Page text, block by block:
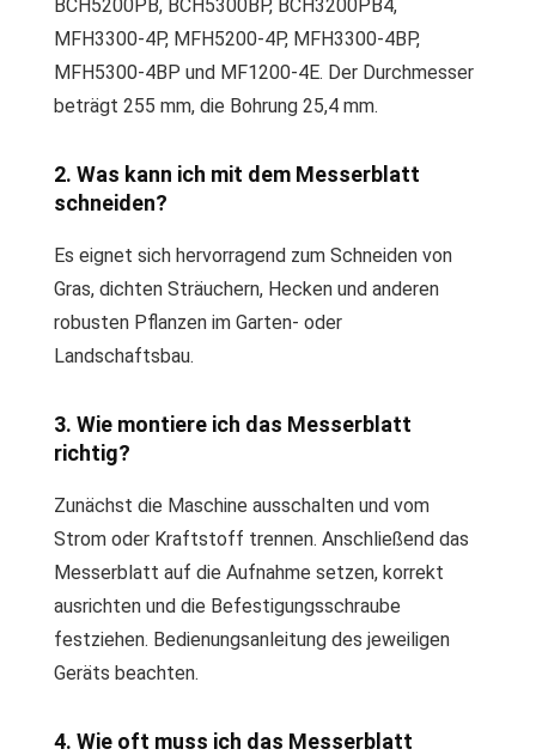
BCH5200PB, BCH5300BP, BCH3200PB4,
MFH3300-4P, MFH5200-4P, MFH3300-4BP,
MFH5300-4BP und MF1200-4E. Der Durchmesser
beträgt 255 mm, die Bohrung 25,4 mm.
2. Was kann ich mit dem Messerblatt
schneiden?
Es eignet sich hervorragend zum Schneiden von
Gras, dichten Sträuchern, Hecken und anderen
robusten Pflanzen im Garten- oder
Landschaftsbau.
3. Wie montiere ich das Messerblatt
richtig?
Zunächst die Maschine ausschalten und vom
Strom oder Kraftstoff trennen. Anschließend das
Messerblatt auf die Aufnahme setzen, korrekt
ausrichten und die Befestigungsschraube
festziehen. Bedienungsanleitung des jeweiligen
Geräts beachten.
4. Wie oft muss ich das Messerblatt